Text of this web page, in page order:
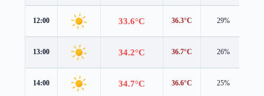
12:00 33.6°C 36.3°C 29%
13:00 34.2°C 36.7°C 26%
14:00 34.7°C 36.6°C 25%